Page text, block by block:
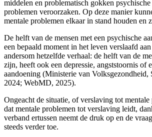
middelen en problematisch gokken
problemen veroorzaken. Op deze manier
mentale problemen elkaar in stand houden en
De helft van de mensen met een psychische
een bepaald moment in het leven verslaafd aan
andersom hetzelfde verhaal: de helft van de
zijn, heeft ook een depressie, angststoornis of
aandoening (Ministerie van Volksgezondheid,
2024; WebMD, 2025).
Ongeacht de situatie, of verslaving tot
dat mentale problemen tot verslaving leidt,
verband ertussen neemt de druk op en de
steeds verder toe.